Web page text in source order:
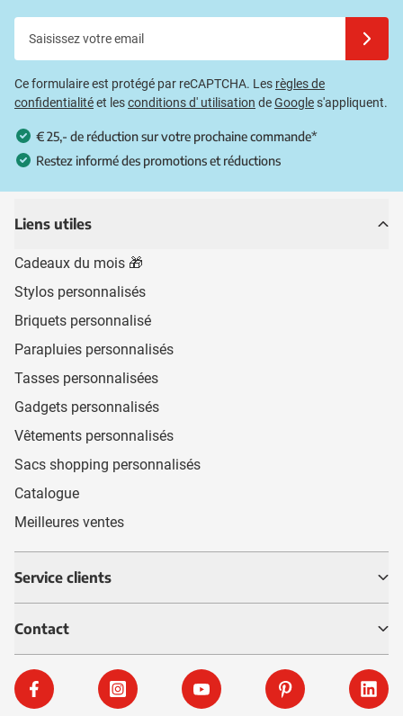
Ce formulaire est protégé par reCAPTCHA. Les règles de
confidentialitéet lesconditions d' utilisation deGoogles'appliquent.
€ 25,- de réduction sur votre prochaine commande*
Restez informé des promotions et réductions
Liens utiles
Cadeaux du mois 🎁
Stylos personnalisés
Briquets personnalisé
Parapluies personnalisés
Tasses personnalisées
Gadgets personnalisés
Vêtements personnalisés
Sacs shopping personnalisés
Catalogue
Meilleures ventes
Service clients
Contact
Facebook Instagram YouTube Pinterest